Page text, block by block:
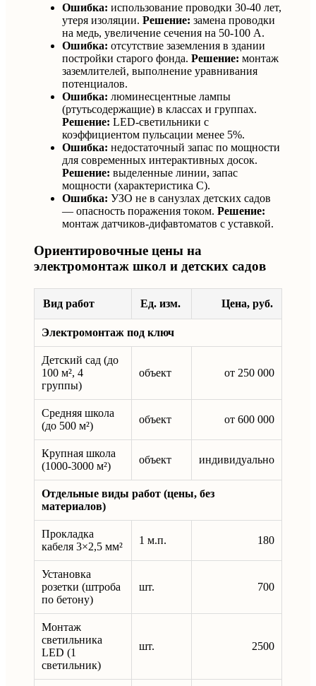
Ошибка: использование проводки 30-40 лет,
утеря изоляции. Решение: замена проводки
на медь, увеличение сечения на 50-100 А.
Ошибка: отсутствие заземления в здании
постройки старого фонда. Решение: монтаж
заземлителей, выполнение уравнивания
потенциалов.
Ошибка: люминесцентные лампы
(ртутьсодержащие) в классах и группах.
Решение: LED-светильники с
коэффициентом пульсации менее 5%.
Ошибка: недостаточный запас по мощности
для современных интерактивных досок.
Решение: выделенные линии, запас
мощности (характеристика C).
Ошибка: УЗО не в санузлах детских садов
— опасность поражения током. Решение:
монтаж датчиков-дифавтоматов с уставкой.
Ориентировочные цены на
электромонтаж школ и детских садов
Вид работ Ед. изм. Цена, руб.
Электромонтаж под ключ
Детский сад (до
100 м², 4
группы)
объект от 250 000
Средняя школа
(до 500 м²)
объект от 600 000
Крупная школа
(1000-3000 м²)
объект индивидуально
Отдельные виды работ (цены, без
материалов)
Прокладка
кабеля 3×2,5 мм²
1 м.п. 180
Установка
розетки (штроба
по бетону)
шт. 700
Монтаж
светильника
LED (1
светильник)
шт. 2500